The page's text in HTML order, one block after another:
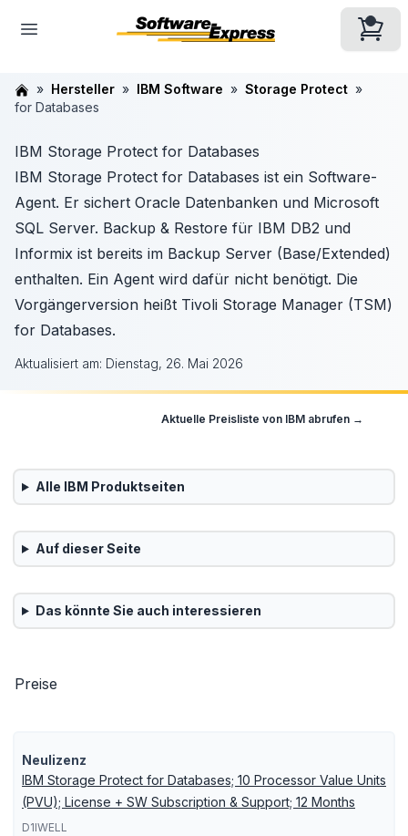
Hersteller IBM Software
Storage Protect
for Databases
IBM Storage Protect for Databases
IBM Storage Protect for Databases ist ein Software-
Agent. Er sichert Oracle Datenbanken und Microsoft
SQL Server. Backup & Restore für IBM DB2 und
Informix ist bereits im Backup Server (Base/Extended)
enthalten. Ein Agent wird dafür nicht benötigt. Die
Vorgängerversion heißt Tivoli Storage Manager (TSM)
for Databases.
Aktualisiert am: Dienstag, 26. Mai 2026
Aktuelle Preisliste von IBM abrufen →
Alle IBM Produktseiten
Auf dieser Seite
Das könnte Sie auch interessieren
Preise
Neulizenz
IBM Storage Protect for Databases; 10 Processor Value Units
(PVU); License + SW Subscription & Support; 12 Months
D1IWELL